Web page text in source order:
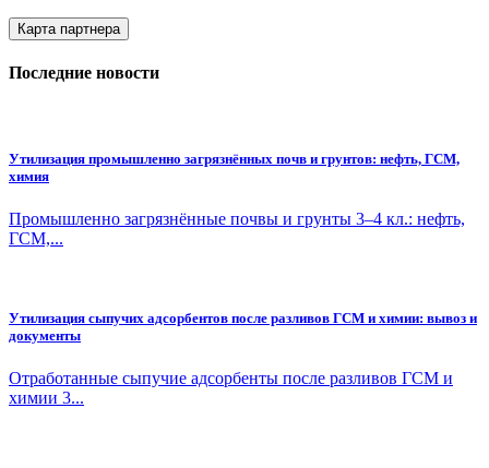
Карта партнера
Последние новости
Утилизация промышленно загрязнённых почв и грунтов: нефть, ГСМ,
химия
Промышленно загрязнённые почвы и грунты 3–4 кл.: нефть,
ГСМ,...
Утилизация сыпучих адсорбентов после разливов ГСМ и химии: вывоз и
документы
Отработанные сыпучие адсорбенты после разливов ГСМ и
химии 3...